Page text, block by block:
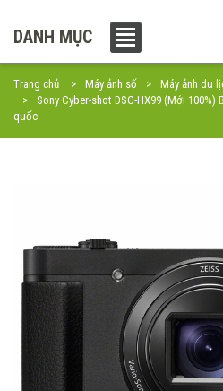
DANH MỤC
Trang chủ Máy ảnh số Máy ảnh du
Sony Cyber-shot DSC-HX99 (Mới 100%)
quốc